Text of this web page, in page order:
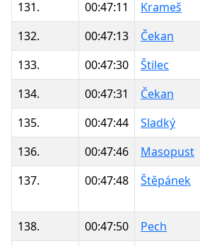
131. 00:47:11 Krameš
132.
00:47:13 Čekan
133.
00:47:30 Štilec
134.
00:47:31 Čekan
135.
00:47:44 Sladký
136.
00:47:46 Masopust
137.
00:47:48 Štěpánek
138. 00:47:50 Pech